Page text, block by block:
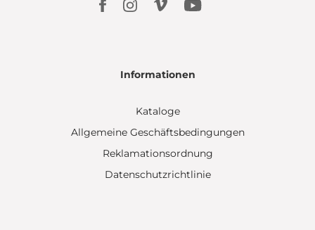
Informationen
Kataloge
Allgemeine Geschäftsbedingungen
Reklamationsordnung
Datenschutzrichtlinie